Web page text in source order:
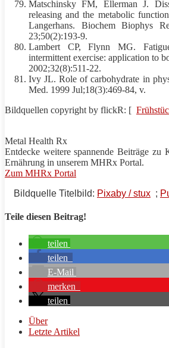
Matschinsky FM, Ellerman J.
releasing and the metabolic
Langerhans. Biochem Biophys
23;50(2):193-9.
Lambert CP, Flynn MG.
intermittent exercise: application to
2002;32(8):511-22.
Ivy JL. Role of carbohydrate in
Med. 1999 Jul;18(3):469-84, v.
Bildquellen copyright by flickR: [
Metal Health Rx
Entdecke weitere spannende Beiträge zu
Ernährung in unserem MHRx Portal.
Zum MHRx Portal
Bildquelle Titelbild: Pixaby / stux ;
Teile diesen Beitrag!
teilen
teilen
E-Mail
merken
teilen
Über
Letzte Artikel